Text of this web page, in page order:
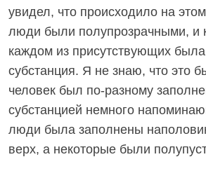
увидел, что происходило на
люди были полупрозрачными, и
каждом из присутствующих
субстанция. Я не знаю, что это
человек был по-разному
субстанцией немного
люди была заполнены
верх, а некоторые были